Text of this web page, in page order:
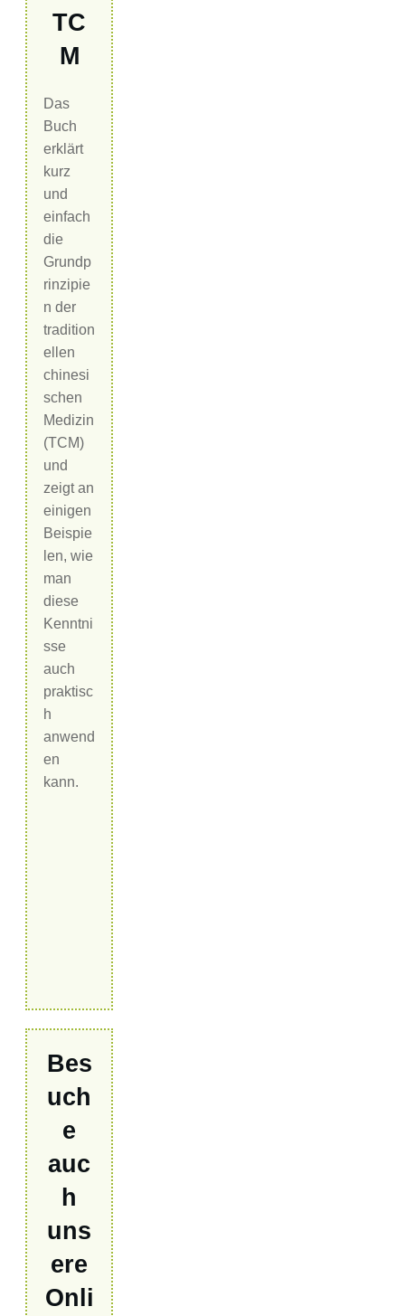
TC
M
Das
Buch
erklärt
kurz
und
einfach
die
Grundp
rinzipie
n der
tradition
ellen
chinesi
schen
Medizin
(TCM)
und
zeigt an
einigen
Beispie
len, wie
man
diese
Kenntni
sse
auch
praktisc
h
anwend
en
kann.
Bes
uch
e
auc
h
uns
ere
Onli